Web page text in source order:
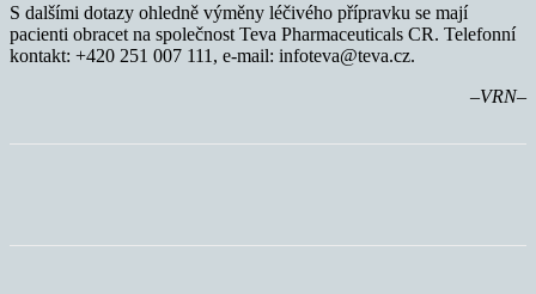
S dalšími dotazy ohledně výměny léčivého přípravku se mají
pacienti obracet na společnost Teva Pharmaceuticals CR. Telefonní
kontakt: +420 251 007 111, e-mail: infoteva@teva.cz.
–VRN–